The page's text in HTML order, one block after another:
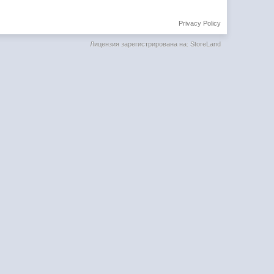
Privacy Policy
Лицензия зарегистрирована на: StoreLand